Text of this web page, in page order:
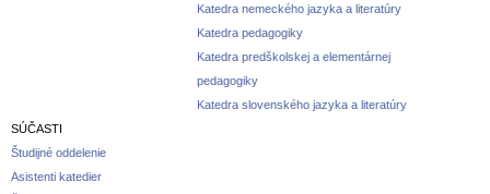
Katedra nemeckého jazyka a literatúry
Katedra pedagogiky
Katedra predškolskej a elementárnej
pedagogiky
Katedra slovenského jazyka a literatúry
SÚČASTI
Študijné oddelenie
Asistenti katedier